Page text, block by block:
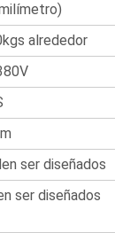
alrededor
ser diseñados
ser diseñados